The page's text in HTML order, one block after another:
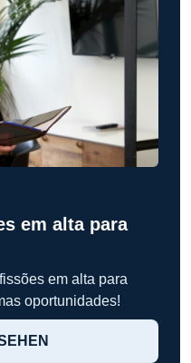
em alta para
em alta para
oportunidades!